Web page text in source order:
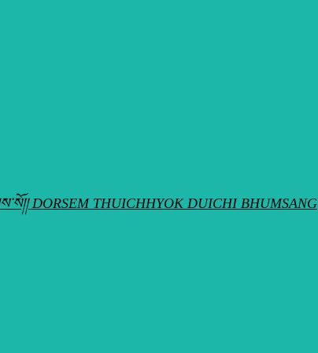
DORSEM THUICHHYOK DUICHI BHUMSANG